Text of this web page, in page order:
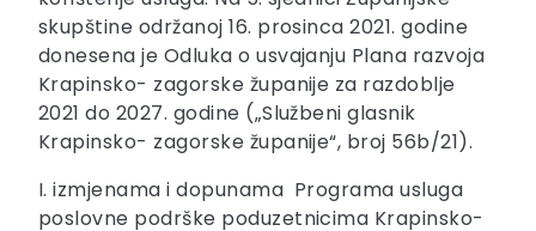
skupštine održanoj 16. prosinca 2021. godine
donesena je Odluka o usvajanju Plana razvoja
Krapinsko- zagorske županije za razdoblje
2021 do 2027. godine („Službeni glasnik
Krapinsko- zagorske županije“, broj 56b/21).
I. izmjenama i dopunama Programa usluga
poslovne podrške poduzetnicima Krapinsko-